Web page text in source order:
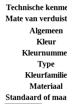
Technische
Mate van
Algemeen
Kleur
Type
Kleurfamilie
Materiaal
Standaard of